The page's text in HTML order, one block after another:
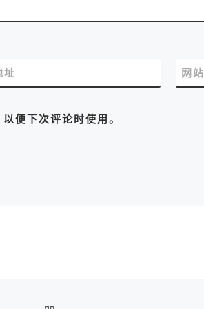
址 网
便下次评论时使用。